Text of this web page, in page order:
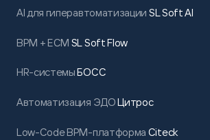
AI для гиперавтоматизации SL Soft AI
BPM + ECM SL Soft Flow
HR-системыБОСС
Автоматизация ЭДОЦитрос
Low-Code BPM-платформа Citeck